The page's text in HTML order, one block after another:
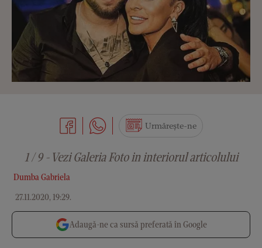
Dumba Gabriela
27.11.2020, 19:29.
Urmărește-ne
1 / 9 - Vezi Galeria Foto in interiorul articolului
Adaugă-ne ca sursă preferată în Google